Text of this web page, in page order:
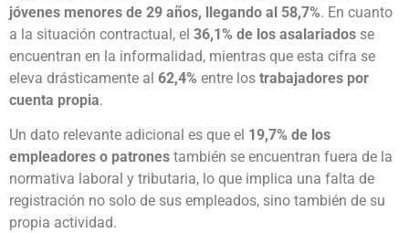
jóvenes menores de 29 años, llegando al 58,7%. En cuanto
a la situación contractual, el 36,1% de los asalariados se
encuentran en la informalidad, mientras que esta cifra se
eleva drásticamente al 62,4% entre los trabajadores por
cuenta propia.
Un dato relevante adicional es que el 19,7% de los
empleadores o patrones también se encuentran fuera de la
normativa laboral y tributaria, lo que implica una falta de
registración no solo de sus empleados, sino también de su
propia actividad.